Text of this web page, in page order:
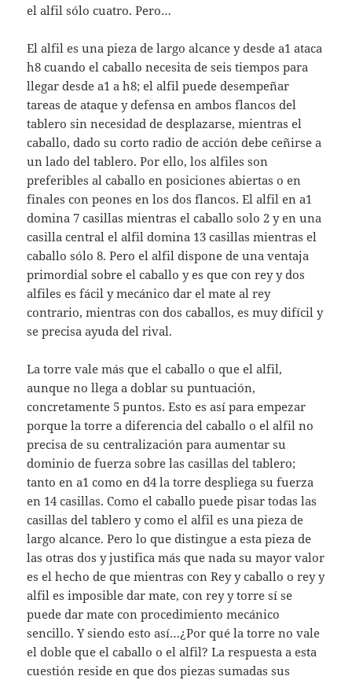
el alfil sólo cuatro. Pero…
El alfil es una pieza de largo alcance y desde a1 ataca
h8 cuando el caballo necesita de seis tiempos para
llegar desde a1 a h8; el alfil puede desempeñar
tareas de ataque y defensa en ambos flancos del
tablero sin necesidad de desplazarse, mientras el
caballo, dado su corto radio de acción debe ceñirse a
un lado del tablero. Por ello, los alfiles son
preferibles al caballo en posiciones abiertas o en
finales con peones en los dos flancos. El alfil en a1
domina 7 casillas mientras el caballo solo 2 y en una
casilla central el alfil domina 13 casillas mientras el
caballo sólo 8. Pero el alfil dispone de una ventaja
primordial sobre el caballo y es que con rey y dos
alfiles es fácil y mecánico dar el mate al rey
contrario, mientras con dos caballos, es muy difícil y
se precisa ayuda del rival.
La torre vale más que el caballo o que el alfil,
aunque no llega a doblar su puntuación,
concretamente 5 puntos. Esto es así para empezar
porque la torre a diferencia del caballo o el alfil no
precisa de su centralización para aumentar su
dominio de fuerza sobre las casillas del tablero;
tanto en a1 como en d4 la torre despliega su fuerza
en 14 casillas. Como el caballo puede pisar todas las
casillas del tablero y como el alfil es una pieza de
largo alcance. Pero lo que distingue a esta pieza de
las otras dos y justifica más que nada su mayor valor
es el hecho de que mientras con Rey y caballo o rey y
alfil es imposible dar mate, con rey y torre sí se
puede dar mate con procedimiento mecánico
sencillo. Y siendo esto así…¿Por qué la torre no vale
el doble que el caballo o el alfil? La respuesta a esta
cuestión reside en que dos piezas sumadas sus